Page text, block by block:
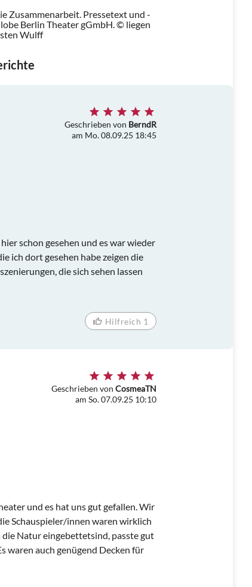
Zusammenarbeit. Pressetext und -
Berlin Theater gGmbH. © liegen
Wulff
Geschrieben von BerndR
am Mo. 08.09.25 18:45
schon gesehen und es war wieder
ich dort gesehen habe zeigen die
die sich sehen lassen
Hilfreich 1
Geschrieben von CosmeaTN
am So. 07.09.25 10:10
und es hat uns gut gefallen. Wir
Schauspieler/innen waren wirklich
Natur eingebettetsind, passte gut
waren auch genügend Decken für